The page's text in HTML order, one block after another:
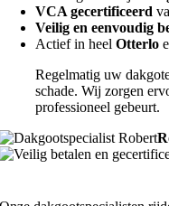
VCA gecertificeerd
Veilig en eenvoudig
Actief in heelOtterlo
Regelmatig uw
schade. Wij zorgen
professioneel gebeurt.